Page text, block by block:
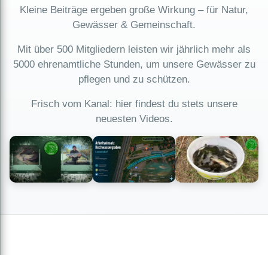
Kleine Beiträge ergeben große Wirkung – für Natur,
Gewässer & Gemeinschaft.
Mit über 500 Mitgliedern leisten wir jährlich mehr als
5000 ehrenamtliche Stunden, um unsere Gewässer zu
pflegen und zu schützen.
Frisch vom Kanal: hier findest du stets unsere
neuesten Videos.